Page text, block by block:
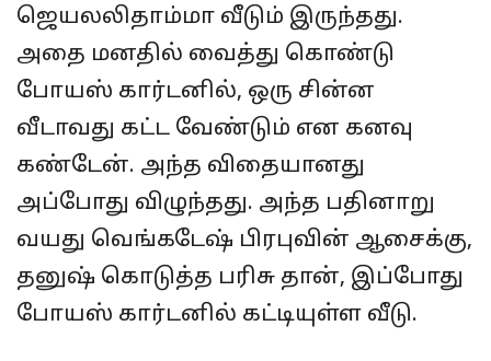
ஜெயலலிதாம்மா வீடும் இருந்தது.
அதை மனதில் வைத்து கொண்டு
போயஸ் கார்டனில், ஒரு சின்ன
வீடாவது கட்ட வேண்டும் என கனவு
கண்டேன். அந்த விதையானது
அப்போது விழுந்தது. அந்த பதினாறு
வயது வெங்கடேஷ் பிரபுவின் ஆசைக்கு,
தனுஷ் கொடுத்த பரிசு தான், இப்போது
போயஸ் கார்டனில் கட்டியுள்ள வீடு.